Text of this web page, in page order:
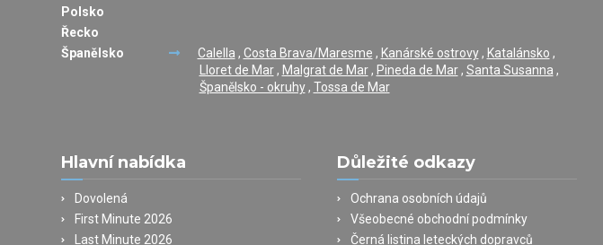
Polsko
Řecko
Španělsko
Calella , Costa Brava/Maresme , Kanárské ostrovy, Katalánsko ,
Lloret de Mar, Malgrat de Mar, Pineda de Mar, Santa Susanna ,
Španělsko - okruhy, Tossa de Mar
Hlavní nabídka
Dovolená
First Minute 2026
Last Minute 2026
Důležité odkazy
Ochrana osobních údajů
Všeobecné obchodní podmínky
Černá listina leteckých dopravců